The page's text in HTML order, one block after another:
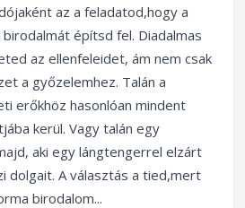
az a feladatod,hogy a
építsd fel. Diadalmas
az ellenfeleidet, ám nem csak
a győzelemhez. Talán a
erőkhöz hasonlóan mindent
kerül. Vagy talán egy
aki egy lángtengerrel elzárt
dolgait. A választás a tied,mert
birodalom...